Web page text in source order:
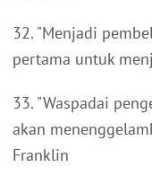
32. "Menjadi
pertama untuk
33. "Waspadai
akan
Franklin